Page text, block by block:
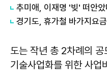
도는 작년 총 2차례의
기술사업화를 위한 사